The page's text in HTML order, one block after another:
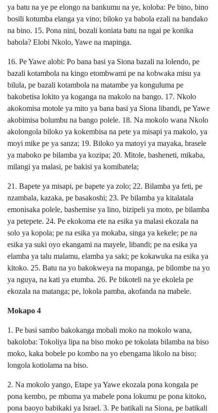
ya batu na ye pe elongo na bankumu na ye, koloba: Pe bino, bino
bosili kotumba elanga ya vino; biloko ya babola ezali na bandako
na bino. 15. Pona nini, bozali koniata batu na ngai pe konika
babola? Elobi Nkolo, Yawe na mapinga.
16. Pe Yawe alobi: Po bana basi ya Siona bazali na lolendo, pe
bazali kotambola na kingo etombwami pe na kobwaka misu ya
bilula, pe bazali kotambola na matambe ya konguluma pe
bakobetisa lokito ya koganga na makolo na bango. 17. Nkolo
akokomisa motole ya mito ya bana basi ya Siona libandi, pe Yawe
akobimisa bolumbu na bango polele. 18. Na mokolo wana Nkolo
akolongola biloko ya kokembisa na pete ya misapi ya makolo, ya
moyi mike pe ya sanza; 19. Biloko ya matoyi ya mayaka, brasele
ya maboko pe bilamba ya kozipa; 20. Mitole, basheneti, mikaba,
milangi ya malasi, pe bakisi ya komibatela;
21. Bapete ya misapi, pe bapete ya zolo; 22. Bilamba ya feti, pe
nzambala, kazaka, pe basakoshi; 23. Pe bilamba ya kitalatala
emonisaka polele, bashemise ya lino, bizipeli ya moto, pe bilamba
ya petepete. 24. Pe ekokoma ete na esika ya malasi ekozala na
solo ya kopola; pe na esika ya mokaba, singa ya kekele; pe na
esika ya suki oyo ekangami na mayele, libandi; pe na esika ya
elamba ya talu malamu, elamba ya saki; pe kokawuka na esika ya
kitoko. 25. Batu na yo bakokweya na mopanga, pe bilombe na yo
ya nguya, na kati ya etumba. 26. Pe bikoteli na ye ekolela pe
ekozala na matanga; pe, lokola pamba, akofanda na mabele.
Mokapo 4
1. Pe basi sambo bakokanga mobali moko na mokolo wana,
bakoloba: Tokoliya lipa na biso moko pe tokolata bilamba na biso
moko, kaka bobele po kombo na yo ebengama likolo na biso;
longola kotiolama na biso.
2. Na mokolo yango, Etape ya Yawe ekozala pona kongala pe
pona kembo, pe mbuma ya mabele pona lokumu pe pona kitoko,
pona baoyo babikaki ya Israel. 3. Pe batikali na Siona, pe batikali